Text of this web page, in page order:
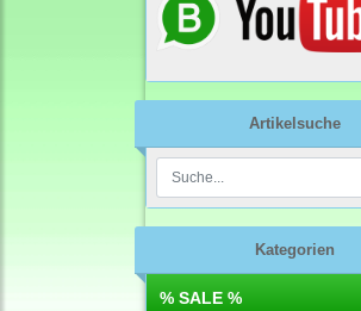
Artikelsuche
Kategorien
% SALE %